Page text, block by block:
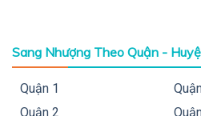
Sang Nhượng Theo Quận -
Quận 1
Quận 2